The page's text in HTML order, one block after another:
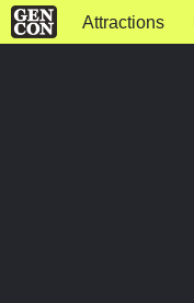
Attractions